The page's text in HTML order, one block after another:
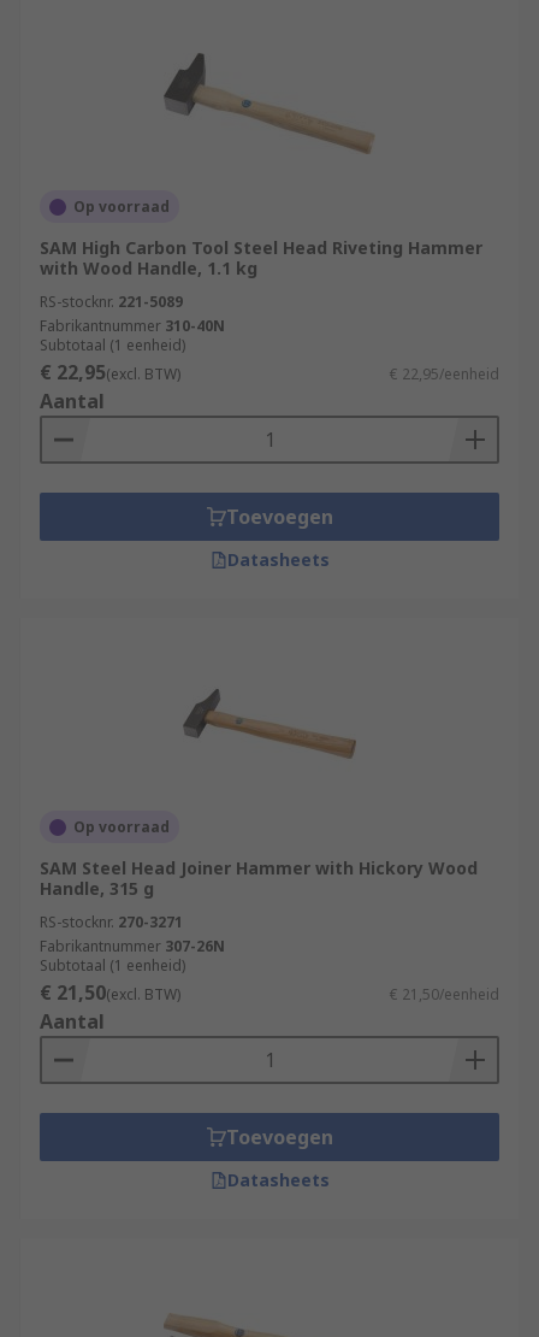
Op voorraad
SAM High Carbon Tool Steel Head Riveting Hammer
with Wood Handle, 1.1 kg
RS-stocknr. 221-5089
Fabrikantnummer 310-40N
Subtotaal (1 eenheid)
€ 22,95(excl. BTW) € 22,95/eenheid
Aantal
Toevoegen
Datasheets
Op voorraad
SAM Steel Head Joiner Hammer with Hickory Wood
Handle, 315 g
RS-stocknr. 270-3271
Fabrikantnummer 307-26N
Subtotaal (1 eenheid)
€ 21,50(excl. BTW) € 21,50/eenheid
Aantal
Toevoegen
Datasheets